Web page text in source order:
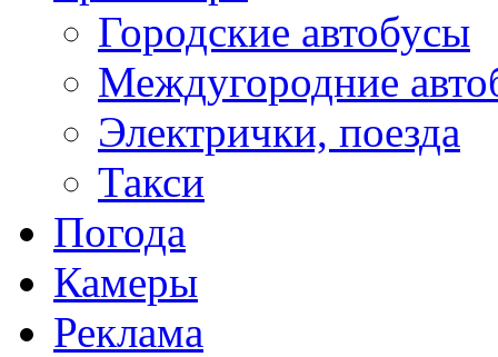
Городские автобусы
Междугородние
Электрички, поезда
Такси
Погода
Камеры
Реклама